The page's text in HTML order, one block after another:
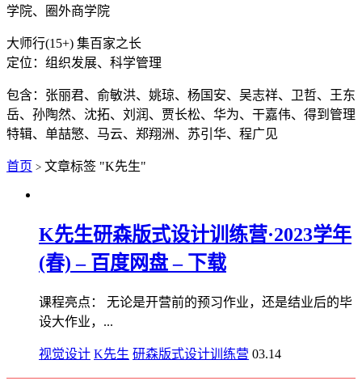
学院、圈外商学院
大师行(15+) 集百家之长
定位：组织发展、科学管理
包含：张丽君、俞敏洪、姚琼、杨国安、吴志祥、卫哲、王东
岳、孙陶然、沈拓、刘润、贾长松、华为、干嘉伟、得到管理
特辑、单喆慜、马云、郑翔洲、苏引华、程广见
首页 > 文章标签 "K先生"
K先生研森版式设计训练营·2023学年
(春) – 百度网盘 – 下载
课程亮点： 无论是开营前的预习作业，还是结业后的毕
设大作业，...
视觉设计 K先生 研森版式设计训练营 03.14